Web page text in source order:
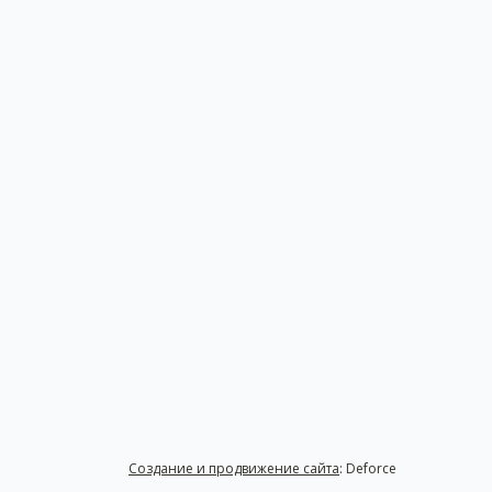
Создание и продвижение сайта: Deforce